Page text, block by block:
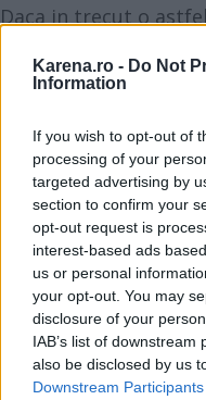
Karena.ro - Do Not
Information
If you wish to opt-out of
processing of your
targeted advertising by
section to confirm your
opt-out request is
interest-based ads
us or personal
your opt-out. You may
disclosure of your
IAB’s list of
also be disclosed by us
Downstream Participants
Daca in trecut o
preturile au scazut
zile, a pornit in 2009
taxele incluse!